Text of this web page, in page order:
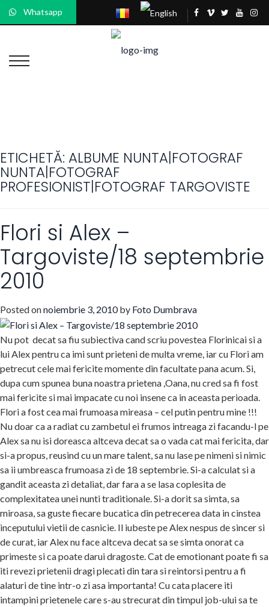
Whatsapp
ETICHETĂ: ALBUME NUNTA|FOTOGRAF
NUNTA|FOTOGRAF
PROFESIONIST|FOTOGRAF TARGOVISTE
Flori si Alex –
Targoviste/18 septembrie
2010
Posted onnoiembrie 3, 2010by Foto Dumbrava
Nu pot decat sa fiu subiectiva cand scriu povestea Florinicai si a
lui Alex pentru ca imi sunt prieteni de multa vreme, iar cu Flori am
petrecut cele mai fericite momente din facultate pana acum. Si,
dupa cum spunea buna noastra prietena ,Oana, nu cred sa fi fost
mai fericite si mai impacate cu noi insene ca in aceasta perioada.
Flori a fost cea mai frumoasa mireasa – cel putin pentru mine !!!
Nu doar ca a radiat cu zambetul ei frumos intreaga zi facandu-l pe
Alex sa nu isi doreasca altceva decat sa o vada cat mai fericita, dar
si-a propus, reusind cu un mare talent, sa nu lase pe nimeni si nimic
sa ii umbreasca frumoasa zi de 18 septembrie. Si-a calculat si a
gandit aceasta zi detaliat, dar fara a se lasa coplesita de
complexitatea unei nunti traditionale. Si-a dorit sa simta, sa
miroasa, sa guste fiecare bucatica din petrecerea data in cinstea
inceputului vietii de casnicie. Il iubeste pe Alex nespus de sincer si
de curat, iar Alex nu face altceva decat sa se simta onorat ca
primeste si ca poate darui dragoste. Cat de emotionant poate fi sa
iti revezi prietenii dragi plecati din tara si reintorsi pentru a fi
alaturi de tine intr-o zi asa importanta! Cu cata placere iti
intampini prietenele care s-au strecurat din timpul job-ului sa te